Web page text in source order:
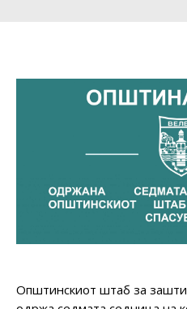
Општинскиот штаб за